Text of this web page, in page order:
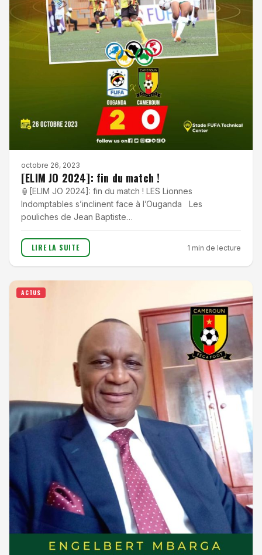
octobre 26, 2023
[ELIM JO 2024]: fin du match !
🏮[ELIM JO 2024]: fin du match ! LES Lionnes
Indomptables s’inclinent face à l’Ouganda Les
pouliches de Jean Baptiste…
LIRE LA SUITE 1 min de lecture
ACTUS